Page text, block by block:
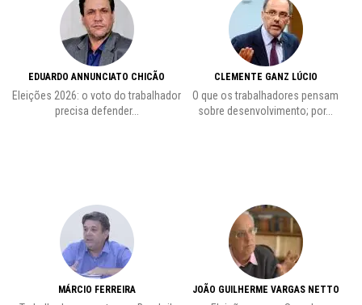
EDUARDO ANNUNCIATO CHICÃO
Eleições 2026: o voto do trabalhador
precisa defender...
MÁRCIO FERREIRA
CLEMENTE GANZ LÚCIO
O que os trabalhadores pensam
sobre desenvolvimento; por...
JOÃO GUILHERME VARGAS NETTO